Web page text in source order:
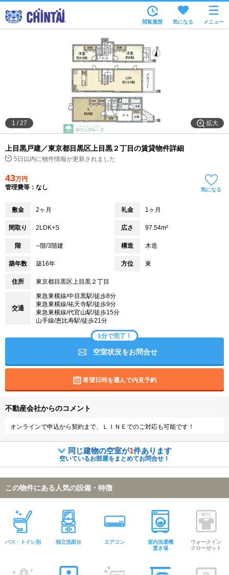
住所から
家賃相場から
通勤通学時間から
物件特集から
TOP
閲覧履歴 気になる メニュー
拡大
1 /27
上目黒戸建／東京都目黒区上目黒２丁目の賃貸物件詳細
5日以内に物件情報が更新されました
43万円
管理費等：なし
気になる
敷金 2ヶ月 礼金 1ヶ月
間取り 2LDK+S 広さ 97.54m²
階 --階/3階建 構造 木造
築年数 築16年 方位 東
住所 東京都目黒区上目黒２丁目
交通
東急東横線/中目黒駅/徒歩8分
東急東横線/祐天寺駅/徒歩9分
東急東横線/代官山駅/徒歩15分
山手線/恵比寿駅/徒歩21分
1分で完了！
空室状況をお問合せ
希望日時を選んで内見予約
不動産会社からのコメント
オンラインで申込から契約まで、ＬＩＮＥでのご対応も可能です！
同じ建物の空室が1件あります
空いているお部屋をまとめてお問合せ！
この物件にある人気の設備・特徴
バス・トイレ別 独立洗面台 エアコン
室内洗濯機
置き場
ウォークイン
クローゼット